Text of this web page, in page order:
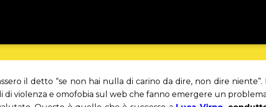
il detto “se non hai nulla di carino da dire, non dire niente”.
di violenza e omofobia sul web che fanno emergere un